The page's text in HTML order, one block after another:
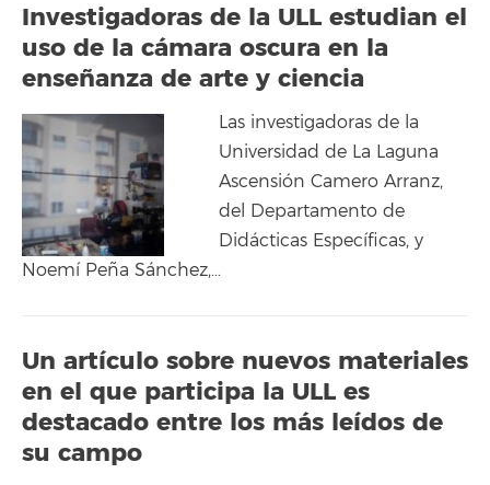
Investigadoras de la ULL estudian el
uso de la cámara oscura en la
enseñanza de arte y ciencia
Las investigadoras de la
Universidad de La Laguna
Ascensión Camero Arranz,
del Departamento de
Didácticas Específicas, y
Noemí Peña Sánchez,…
Un artículo sobre nuevos materiales
en el que participa la ULL es
destacado entre los más leídos de
su campo